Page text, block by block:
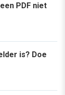
PDF niet
is? Doe